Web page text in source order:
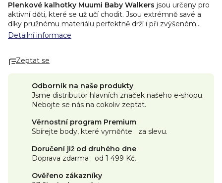
Plenkové kalhotky Muumi Baby Walkers jsou určeny pro
aktivní děti, které se už učí chodit. Jsou extrémně savé a
díky pružnému materiálu perfektně drží i při zvýšeném
pohybu, takže poskytují
rostlinných vláken udržuje pokožku děťátka suchou a
certifikací FSC. Ta je bělena pouze kyslíkem, a proto jsou
plenky vhodné i pro tu nejcitlivější pokožku. ✓ Bez
parfemace a bělení chlorem
✓ Prodyšné a savé
✓ 100% ochrana proti protečení
Šetrné k pokožce
Naše plenky neobsahují žádné přidané chemikálie, jako je
chlór, parfemaci nebo glyfosáty, které by mohly dráždit
citlivou dětskou pokožku. Plenky Muumi Baby jsou vyvíjeny
astmatologickou federací a jsou také dermatologicky
Detailní informace
Zeptat se
Odborník na naše produkty
Jsme distributor hlavních značek našeho e-shopu.
Nebojte se nás na cokoliv zeptat.
Věrnostní program Premium
Sbírejte body, které vyměňte za slevu.
Doručení již od druhého dne
Doprava zdarma od 1 499 Kč.
Ověřeno zákazníky